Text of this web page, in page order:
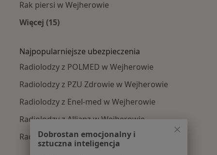
Rak piersi w Wejherowie
Więcej (15)
Najpopularniejsze ubezpieczenia
Radiolodzy z POLMED w Wejherowie
Radiolodzy z PZU Zdrowie w Wejherowie
Radiolodzy z Enel-med w Wejherowie
Radiolodzy z Allianz w Wejherowie
Radiolodzy z Signal Iduna w Wejherowie
Dobrostan emocjonalny i
sztuczna inteligencja